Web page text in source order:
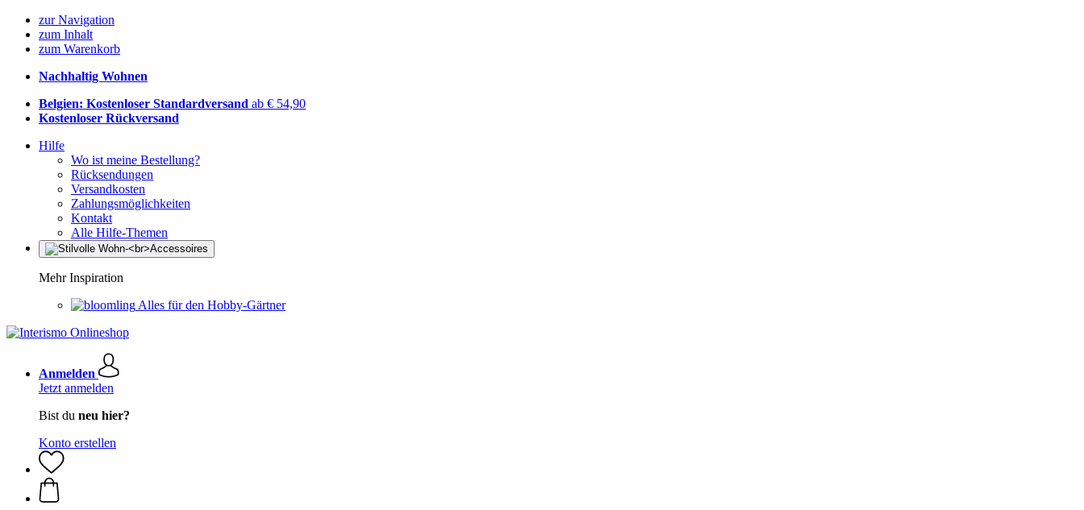
zur Navigation
zum Inhalt
zum Warenkorb
Nachhaltig Wohnen
Belgien: Kostenloser Standardversand ab € 54,90
Kostenloser Rückversand
Hilfe
Wo ist meine Bestellung?
Rücksendungen
Versandkosten
Zahlungsmöglichkeiten
Kontakt
Alle Hilfe-Themen
Mehr Inspiration
Alles für den Hobby-Gärtner
Anmelden
Jetzt anmelden
Bist du neu hier?
Konto erstellen